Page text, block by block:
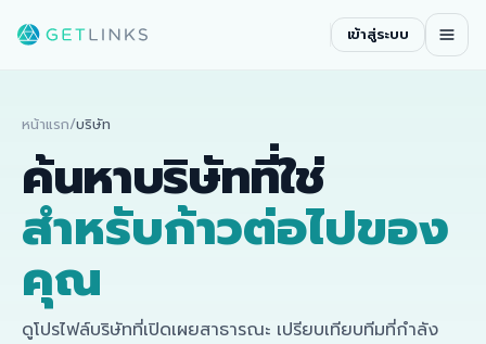
เข้าสู่ระบบ
หน้าแรก/บริษัท
ค้นหาบริษัทที่ใช่
สำหรับก้าวต่อไปของ
คุณ
ดูโปรไฟล์บริษัทที่เปิดเผยสาธารณะ เปรียบเทียบทีมที่กำลัง